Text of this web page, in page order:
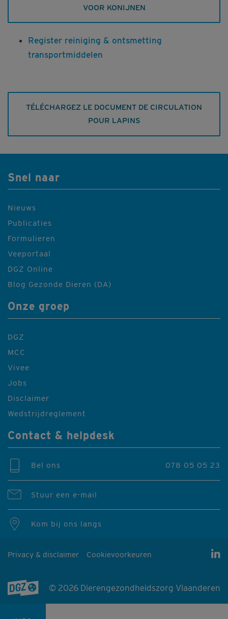
VOOR KONIJNEN
Register reiniging & ontsmetting
transportmiddelen
TÉLÉCHARGEZ LE DOCUMENT DE CIRCULATION
POUR LAPINS
Snel naar
Nieuws
Publicaties
Formulieren
Veeportaal
DGZ Online
Blog Gezonde Dieren (DA)
Onze groep
DGZ
MCC
Vivee
Jobs
Disclaimer
Wedstrijdreglement
Contact & helpdesk
Bel ons 078 05 05 23
Stuur een e-mail
Kom bij ons langs
Privacy & disclaimer Cookievoorkeuren
© 2026 Dierengezondheidszorg Vlaanderen